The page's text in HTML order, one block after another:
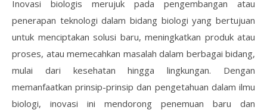
Inovasi biologis merujuk pada pengembangan atau
penerapan teknologi dalam bidang biologi yang bertujuan
untuk menciptakan solusi baru, meningkatkan produk atau
proses, atau memecahkan masalah dalam berbagai bidang,
mulai dari kesehatan hingga lingkungan. Dengan
memanfaatkan prinsip-prinsip dan pengetahuan dalam ilmu
biologi, inovasi ini mendorong penemuan baru dan